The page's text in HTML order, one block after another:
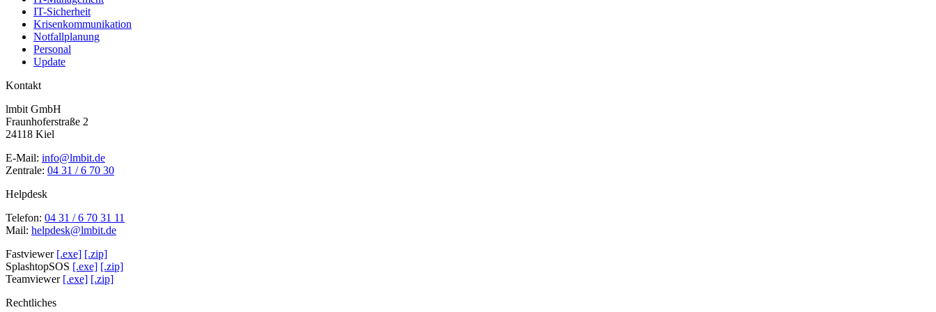
IT-Sicherheit
Krisenkommunikation
Notfallplanung
Personal
Update
Kontakt
lmbit GmbH
Fraunhoferstraße 2
24118 Kiel
E-Mail: info@lmbit.de
Zentrale: 04 31 / 6 70 30
Helpdesk
Telefon: 04 31 / 6 70 31 11
Mail: helpdesk@lmbit.de
Fastviewer [.exe] [.zip]
SplashtopSOS [.exe] [.zip]
Teamviewer [.exe] [.zip]
Rechtliches